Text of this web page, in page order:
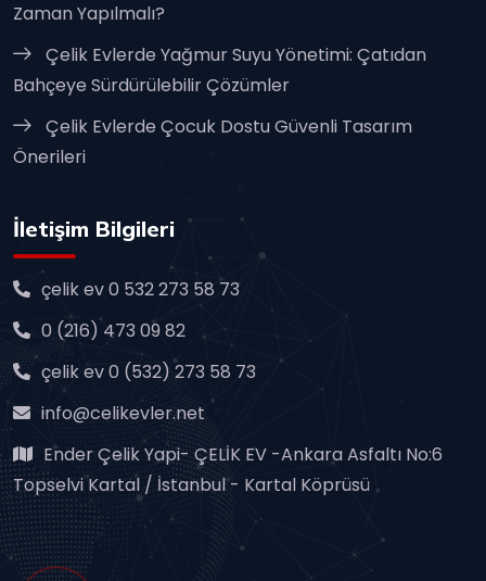
Zaman Yapılmalı?
Çelik Evlerde Yağmur Suyu Yönetimi: Çatıdan
Bahçeye Sürdürülebilir Çözümler
Çelik Evlerde Çocuk Dostu Güvenli Tasarım
Önerileri
İletişim Bilgileri
çelik ev 0 532 273 58 73
0 (216) 473 09 82
çelik ev 0 (532) 273 58 73
info@celikevler.net
Ender Çelik Yapi- ÇELİK EV -Ankara Asfaltı No:6
Topselvi Kartal / İstanbul - Kartal Köprüsü